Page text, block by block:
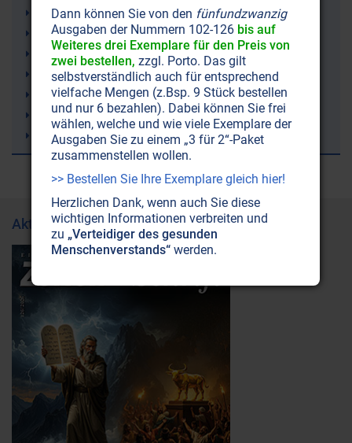
Klimaveränderung
Zellen
Wetter
Gelenkschmerzen
Ketone (Ketonkörper)
Ketogene Ernährung (Ketose)
Irland
Aktuelle Ausgabe
Dann können Sie von den fünfundzwanzig
Ausgaben der Nummern 102-126 bis auf
Weiteres drei Exemplare für den Preis von
zwei bestellen, zzgl. Porto. Das gilt
selbstverständlich auch für entsprechend
vielfache Mengen (z.Bsp. 9 Stück bestellen
und nur 6 bezahlen). Dabei können Sie frei
wählen, welche und wie viele Exemplare der
Ausgaben Sie zu einem „3 für 2“-Paket
zusammenstellen wollen.
>> Bestellen Sie Ihre Exemplare gleich hier!
Herzlichen Dank, wenn auch Sie diese
wichtigen Informationen verbreiten und
zu „Verteidiger des gesunden
Menschenverstands“ werden.